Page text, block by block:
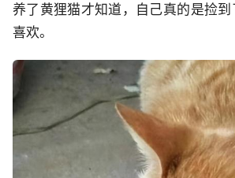
养了黄狸猫才知道，自己真的是捡
喜欢。